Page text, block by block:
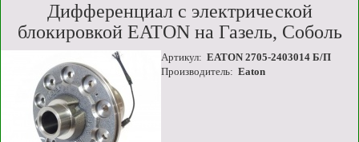
Дифференциал с электрической
блокировкой EATON на Газель, Соболь
Артикул: EATON 2705-2403014 Б/П
Производитель: Eaton